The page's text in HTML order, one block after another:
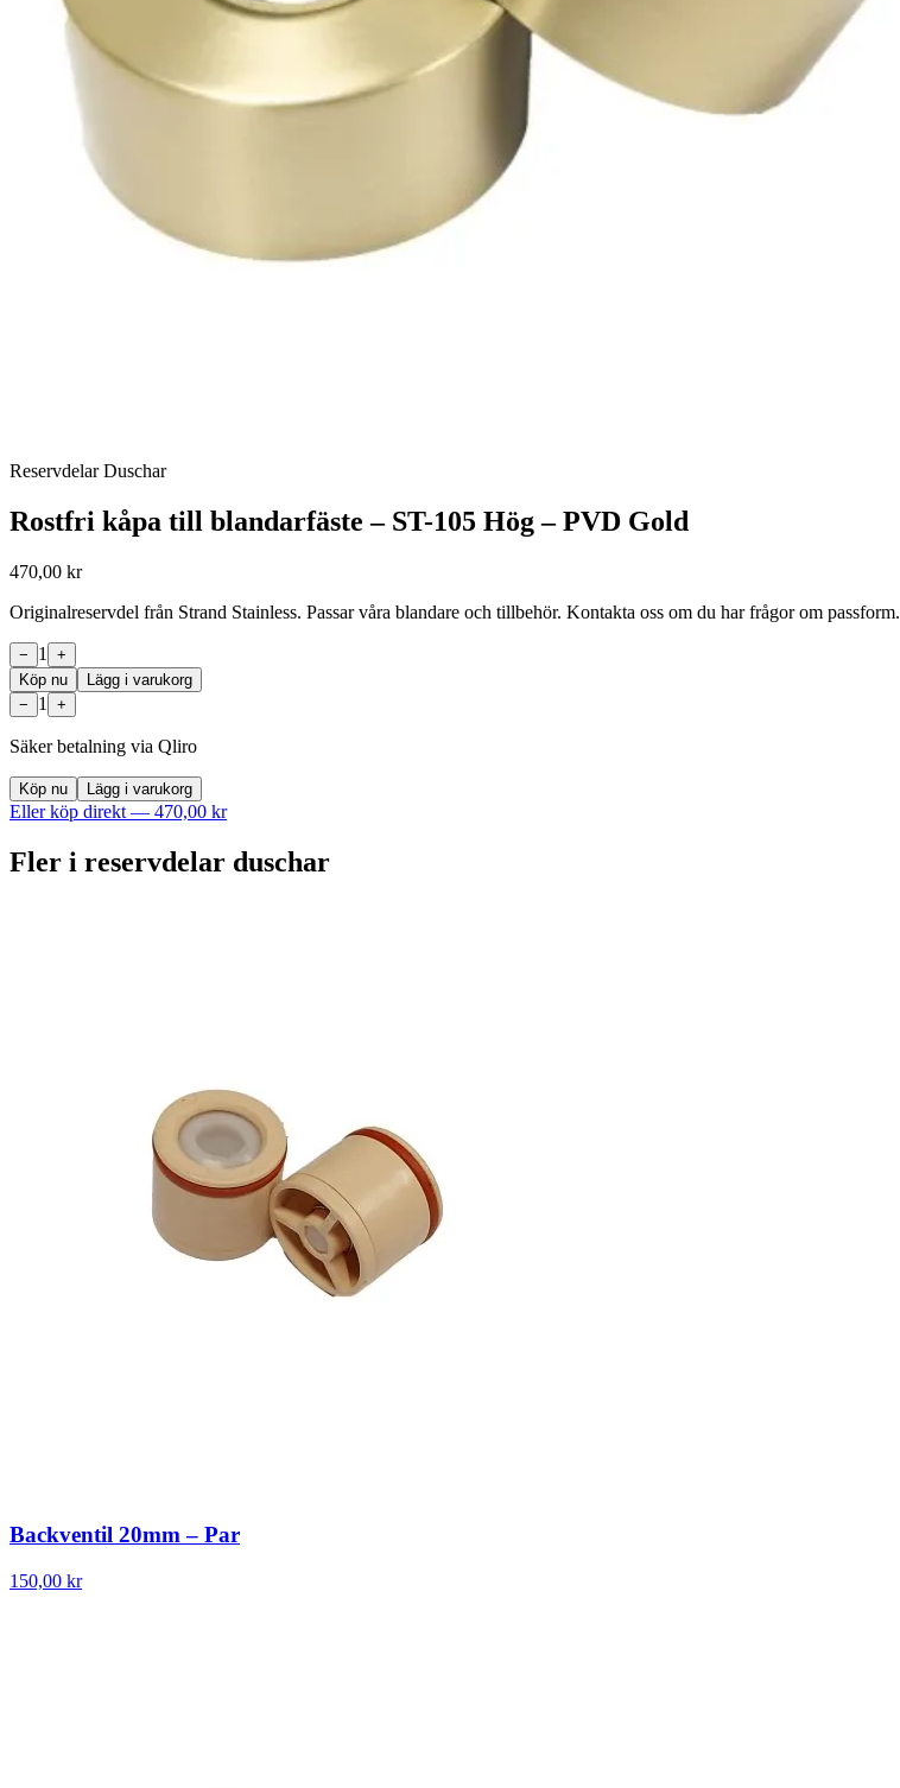
Reservdelar Duschar
Rostfri kåpa till blandarfäste – ST-105 Hög – PVD Gold
470,00 kr
Originalreservdel från Strand Stainless. Passar våra blandare och tillbehör. Kontakta oss om du har frågor om passform.
− 1
+
Köp nu
Lägg i varukorg
−
1 +
Säker betalning via Qliro
Köp nu Lägg i varukorg
Eller köp direkt — 470,00 kr
Fler i reservdelar duschar
Backventil 20mm – Par
150,00 kr